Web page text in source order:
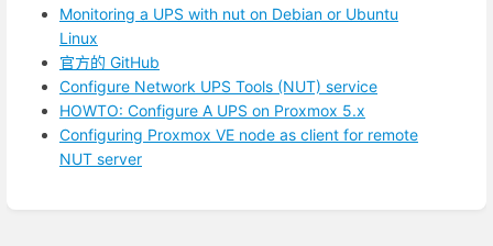
Monitoring a UPS with nut on Debian or Ubuntu
Linux
官方的 GitHub
Configure Network UPS Tools (NUT) service
HOWTO: Configure A UPS on Proxmox 5.x
Configuring Proxmox VE node as client for remote
NUT server